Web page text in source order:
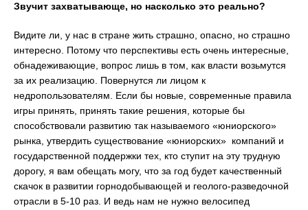
Звучит захватывающе, но насколько это реально?
Видите ли, у нас в стране жить страшно, опасно, но страшно
интересно. Потому что перспективы есть очень интересные,
обнадеживающие, вопрос лишь в том, как власти возьмутся
за их реализацию. Повернутся ли лицом к
недропользователям. Если бы новые, современные правила
игры принять, принять такие решения, которые бы
способствовали развитию так называемого «юниорского»
рынка, утвердить существование «юниорских» компаний и
государственной поддержки тех, кто ступит на эту трудную
дорогу, я вам обещать могу, что за год будет качественный
скачок в развитии горнодобывающей и геолого-разведочной
отрасли в 5-10 раз. И ведь нам не нужно велосипед